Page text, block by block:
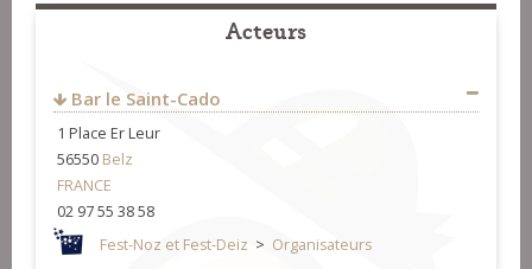
Acteurs
Bar le Saint-Cado
1 Place Er Leur
56550 Belz
FRANCE
02 97 55 38 58
Fest-Noz et Fest-Deiz > Organisateurs